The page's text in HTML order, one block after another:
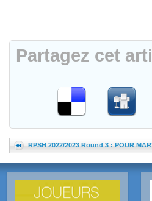
Partagez cet
RPSH 2022/2023 Round 3 : POUR